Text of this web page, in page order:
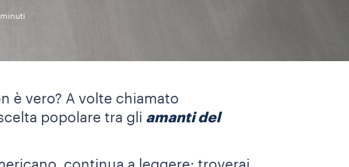
è vero? A volte chiamato
popolare tra gli amanti del